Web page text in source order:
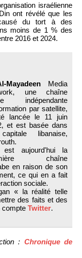
israélienne
ont révélé que les
du tort à des
moins de 1 % des
2016 et 2024.
MayadeenMedia
une chaîne
indépendante
par satellite,
lancée le 11 juin
et est basée dans
libanaise,
est aujourd'hui la
chaîne
en raison de son
ce qui en a fait
sociale.
« la réalité telle
des faits et des
compte Twitter.
: Chronique de